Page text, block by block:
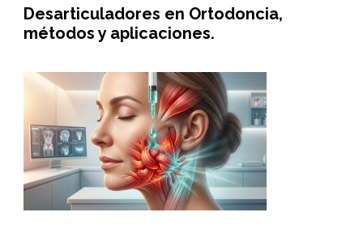
Desarticuladores en Ortodoncia,
métodos y aplicaciones.